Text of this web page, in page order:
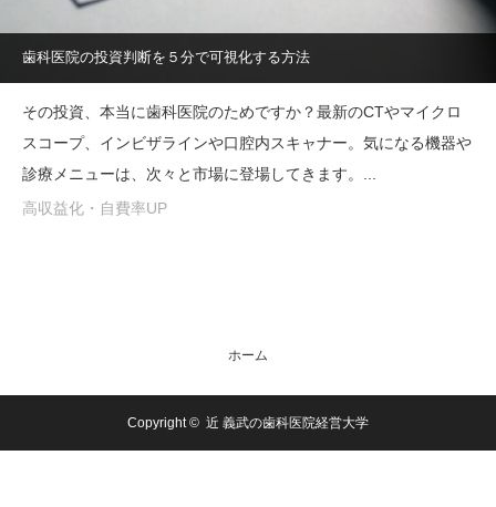
歯科医院の投資判断を５分で可視化する方法
その投資、本当に歯科医院のためですか？最新のCTやマイクロ
スコープ、インビザラインや口腔内スキャナー。気になる機器や
診療メニューは、次々と市場に登場してきます。...
高収益化・自費率UP
ホーム
Copyright © 近 義武の歯科医院経営大学